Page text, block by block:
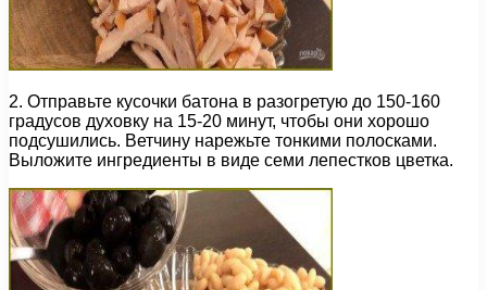
2. Отправьте кусочки батона в разогретую до 150-160
градусов духовку на 15-20 минут, чтобы они хорошо
подсушились. Ветчину нарежьте тонкими полосками.
Выложите ингредиенты в виде семи лепестков цветка.